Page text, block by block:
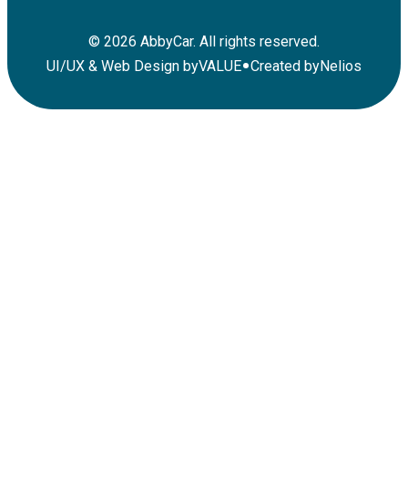
© 2026 AbbyCar. All rights reserved.
UI/UX & Web Design byVALUE•Created byNelios